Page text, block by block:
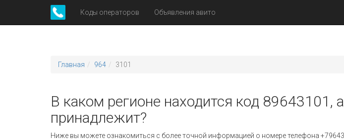
Коды операторов Объявления авито
Главная 964 3101
В каком регионе находится код 89643101,
принадлежит?
Ниже вы можете ознакомиться с более точной информацией о номере телефона